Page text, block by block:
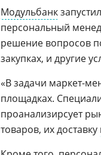
Модульбанк
персональный
решение вопросов
закупках, и другие
«В задачи маркет-
площадках.
проанализирcует
товаров, их доставку